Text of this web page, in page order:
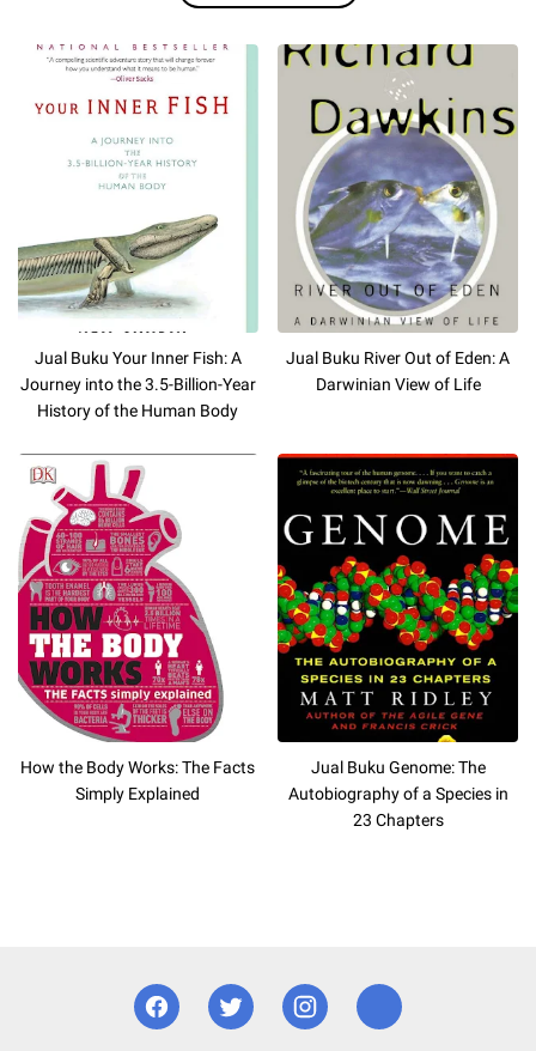
Jual Buku Your Inner Fish: A
Journey into the 3.5-Billion-Year
History of the Human Body
Jual Buku River Out of Eden: A
Darwinian View of Life
How the Body Works: The Facts
Simply Explained
Jual Buku Genome: The
Autobiography of a Species in
23 Chapters